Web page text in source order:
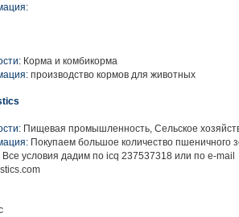
Корма и комбикорма
производство кормов для животных
Пищевая промышленность, Сельское
Покупаем большое количество пшеничного
условия дадим по icq 237537318 или по е-mail